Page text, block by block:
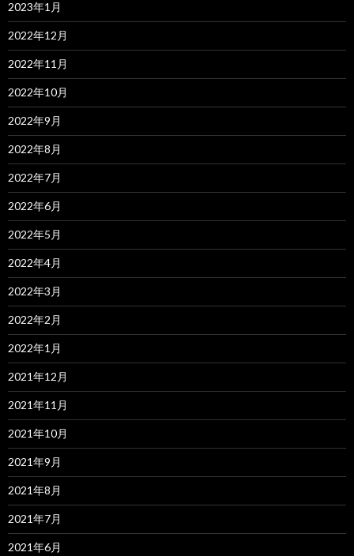
2023年1月
2022年12月
2022年11月
2022年10月
2022年9月
2022年8月
2022年7月
2022年6月
2022年5月
2022年4月
2022年3月
2022年2月
2022年1月
2021年12月
2021年11月
2021年10月
2021年9月
2021年8月
2021年7月
2021年6月